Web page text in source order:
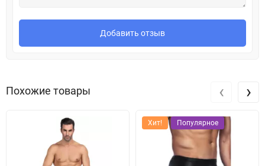
Добавить отзыв
Похожие товары
Хит! Популярное
‹ ›